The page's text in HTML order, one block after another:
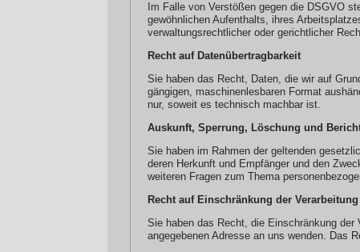
Im Falle von Verstößen gegen die DSGVO
gewöhnlichen Aufenthalts, ihres
verwaltungsrechtlicher oder gerichtlicher
Recht auf Datenübertragbarkeit
Sie haben das Recht, Daten, die wir auf
gängigen, maschinenlesbaren Format
nur, soweit es technisch machbar ist.
Auskunft, Sperrung, Löschung und
Sie haben im Rahmen der geltenden
deren Herkunft und Empfänger und den
weiteren Fragen zum Thema
Recht auf Einschränkung der Verarbeitung
Sie haben das Recht, die Einschränkung
angegebenen Adresse an uns wenden. Das